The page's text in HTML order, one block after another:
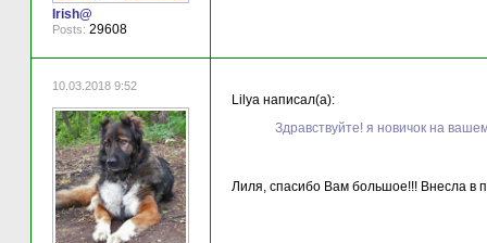
Irish@
Posts: 29608
10.03.2018 9:52
Lilya написал(а):
Здравствуйте! я новичок на
Лиля, спасибо Вам большое!!! Внесла в